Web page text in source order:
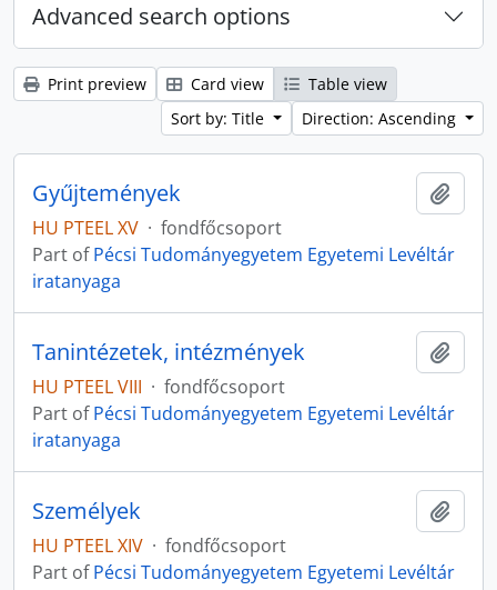
Advanced search options
Print preview Card view
Table view
Sort by: Title
Direction: Ascending
Gyűjtemények
HU PTEEL XV · fondfőcsoport
Part ofPécsi Tudományegyetem Egyetemi Levéltár
iratanyaga
Tanintézetek, intézmények
HU PTEEL VIII · fondfőcsoport
Part ofPécsi Tudományegyetem Egyetemi Levéltár
iratanyaga
Személyek
HU PTEEL XIV · fondfőcsoport
Part ofPécsi Tudományegyetem Egyetemi Levéltár